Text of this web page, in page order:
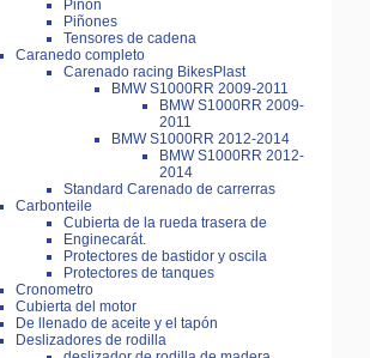
Piñón
Piñones
Tensores de cadena
Caranedo completo
Carenado racing BikesPlast
BMW S1000RR 2009-2011
BMW S1000RR 2009-
2011
BMW S1000RR 2012-2014
BMW S1000RR 2012-
2014
Standard Carenado de carrerras
Carbonteile
Cubierta de la rueda trasera de
Enginecarát.
Protectores de bastidor y oscila
Protectores de tanques
Cronometro
Cubierta del motor
De llenado de aceite y el tapón
Deslizadores de rodilla